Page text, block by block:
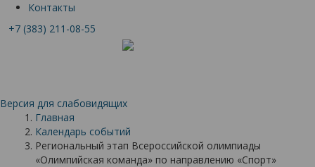
Контакты
+7 (383) 211-08-55
Версия для слабовидящих
Главная
Календарь событий
Региональный этап Всероссийской олимпиады
«Олимпийская команда» по направлению «Спорт»